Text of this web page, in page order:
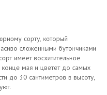
сорту, который
сложенными бутончиками
имеет восхитительное
конце мая и цветет до самых
до 30 сантиметров в высоту,